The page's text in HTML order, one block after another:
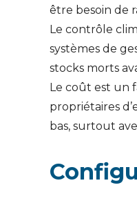
être besoin de
Le contrôle
systèmes de
stocks morts
Le coût est un
propriétaires
bas, surtout